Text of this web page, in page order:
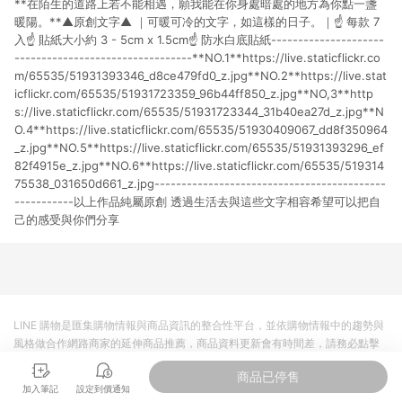
貨後 45 天後發送。 8. 群眾募資商品，禮物卡，開館保證金，補
運費，攤位費等不具贈點資格。 9. LINE 購物站上之商品規格、
顏色、價位、贈品如與 Pinkoi 商品資訊頁及購物車不符，以
Pinkoi 購物商品資訊頁及購物車標示為準。 10. 點數紅包使用規
則請以點數紅包活動說明為準。 11. 若於 LINE 購物前往 Pinkoi
頁面後才首次下載 Pinkoi APP 並完成訂單，不符合導購資格；承
上，首次下載 Pinkoi APP 後，需透過 LINE 購物前往 Pinkoi 頁
面，方享導購資格。
**在陌生的道路上若不能相遇，願我能在你身處暗處的地方為你點一盞
暖陽。**▲原創文字▲ ｜可暖可冷的文字，如這樣的日子。｜☝ 每款 7
入☝ 貼紙大小約 3 - 5cm x 1.5cm☝ 防水白底貼紙---------------------
---------------------------------**NO.1**https://live.staticflickr.co
m/65535/51931393346_d8ce479fd0_z.jpg**NO.2**https://live.stat
icflickr.com/65535/51931723359_96b44ff850_z.jpg**NO,3**http
s://live.staticflickr.com/65535/51931723344_31b40ea27d_z.jpg**N
O.4**https://live.staticflickr.com/65535/51930409067_dd8f350964
_z.jpg**NO.5**https://live.staticflickr.com/65535/51931393296_ef
82f4915e_z.jpg**NO.6**https://live.staticflickr.com/65535/519314
75538_031650d661_z.jpg-------------------------------------------
-----------以上作品純屬原創 透過生活去與這些文字相容希望可以把自
己的感受與你們分享
加入筆記 設定到價通知
商品已停售
LINE 購物是匯集購物情報與商品資訊的整合性平台，並依購物情報中的趨勢與
風格做合作網路商家的延伸商品推薦，商品資料更新會有時間差，請務必點擊
商品至各合作網路商家，確認現售價與購物條件，一切資訊以合作廠商網頁為
準。